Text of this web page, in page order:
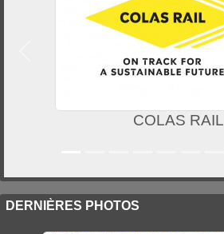
COLAS RAIL
DERNIÈRES PHOTOS